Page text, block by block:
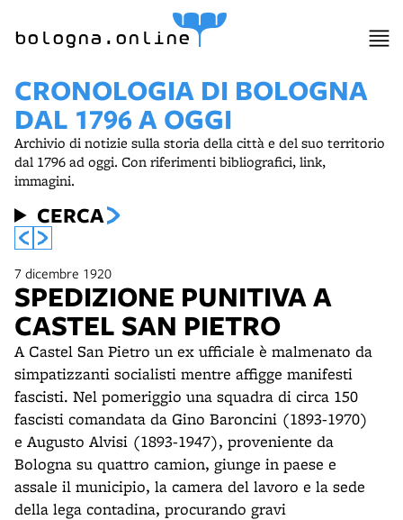
bologna.online
CRONOLOGIA DI BOLOGNA
DAL 1796 A OGGI
Archivio di notizie sulla storia della città e del suo territorio
dal 1796 ad oggi. Con riferimenti bibliografici, link,
immagini.
CERCA
7 dicembre 1920
SPEDIZIONE PUNITIVA A
CASTEL SAN PIETRO
A Castel San Pietro un ex ufficiale è malmenato da
simpatizzanti socialisti mentre affigge manifesti
fascisti. Nel pomeriggio una squadra di circa 150
fascisti comandata da Gino Baroncini (1893-1970)
e Augusto Alvisi (1893-1947), proveniente da
Bologna su quattro camion, giunge in paese e
assale il municipio, la camera del lavoro e la sede
della lega contadina, procurando gravi